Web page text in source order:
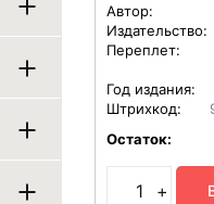
Автор:
Издательство:
Переплет:
Год издания:
Штрихкод:
Остаток:
+